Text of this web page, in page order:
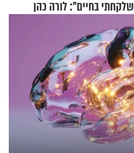
שלקחתי בחיים": לורה כהן